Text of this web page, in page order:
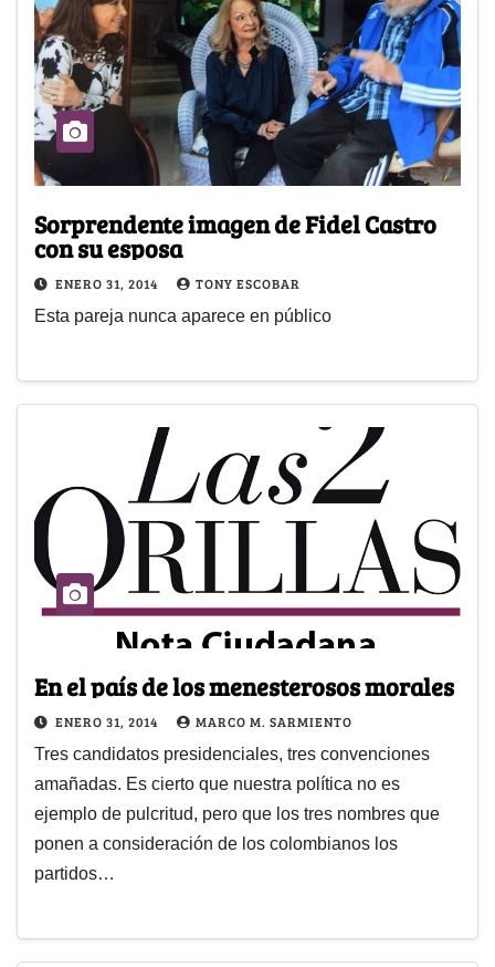
Sorprendente imagen de Fidel Castro
con su esposa
ENERO 31, 2014 TONY ESCOBAR
Esta pareja nunca aparece en público
En el país de los menesterosos morales
ENERO 31, 2014 MARCO M. SARMIENTO
Tres candidatos presidenciales, tres convenciones
amañadas. Es cierto que nuestra política no es
ejemplo de pulcritud, pero que los tres nombres que
ponen a consideración de los colombianos los
partidos…